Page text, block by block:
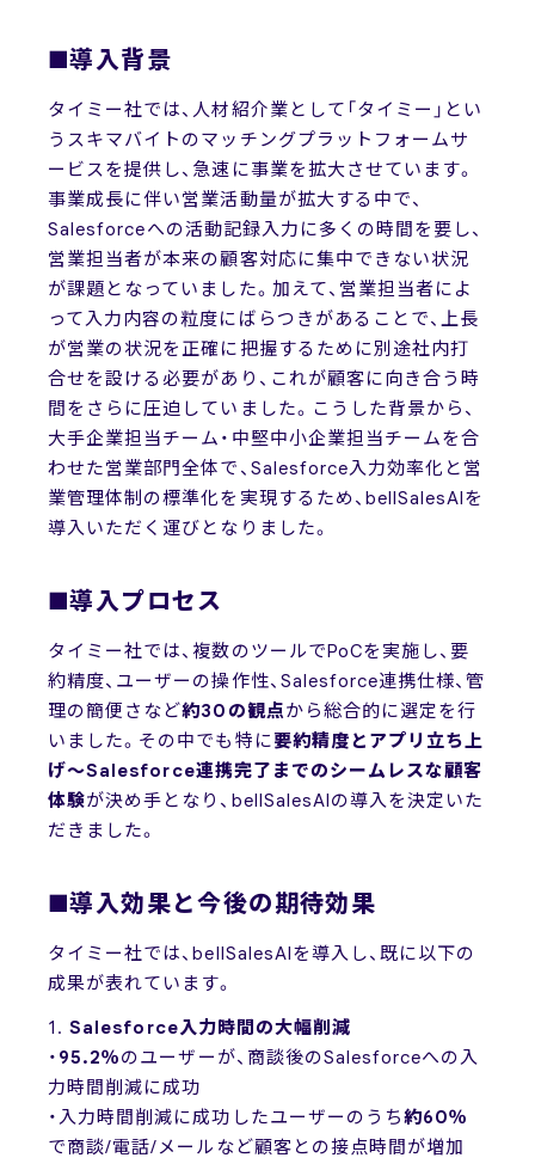
■導入背景
タイミー社では、人材紹介業として「タイミー」とい
うスキマバイトのマッチングプラットフォームサ
ービスを提供し、急速に事業を拡大させています。
事業成長に伴い営業活動量が拡大する中で、
Salesforceへの活動記録入力に多くの時間を要し、
営業担当者が本来の顧客対応に集中できない状況
が課題となっていました。加えて、営業担当者によ
って入力内容の粒度にばらつきがあることで、上長
が営業の状況を正確に把握するために別途社内打
合せを設ける必要があり、これが顧客に向き合う時
間をさらに圧迫していました。こうした背景から、
大手企業担当チーム・中堅中小企業担当チームを合
わせた営業部門全体で、Salesforce入力効率化と営
業管理体制の標準化を実現するため、bellSalesAIを
導入いただく運びとなりました。
■導入プロセス
タイミー社では、複数のツールでPoCを実施し、要
約精度、ユーザーの操作性、Salesforce連携仕様、管
理の簡便さなど約30の観点から総合的に選定を行
いました。その中でも特に要約精度とアプリ立ち上
げ～Salesforce連携完了までのシームレスな顧客
体験が決め手となり、bellSalesAIの導入を決定いた
だきました。
■導入効果と今後の期待効果
タイミー社では、bellSalesAIを導入し、既に以下の
成果が表れています。
1.Salesforce入力時間の大幅削減
・ 95.2％のユーザーが、商談後のSalesforceへの入
力時間削減に成功
・入力時間削減に成功したユーザーのうち約60％
で商談/電話/メールなど顧客との接点時間が増加